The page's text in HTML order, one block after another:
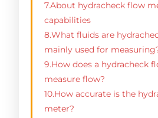
7.About hydracheck flow
capabilities
8.What fluids are
mainly used for
9.How does a hydracheck
measure flow?
10.How accurate is the
meter?